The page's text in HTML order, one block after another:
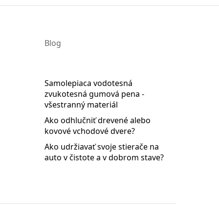
10.00
a vetracích potrubí.
a izoluje od teploty (tepelne).
Blog
Samolepiaca vodotesná
zvukotesná gumová pena -
všestranný materiál
Ako odhlučniť drevené alebo
kovové vchodové dvere?
Ako udržiavať svoje stierače na
auto v čistote a v dobrom stave?